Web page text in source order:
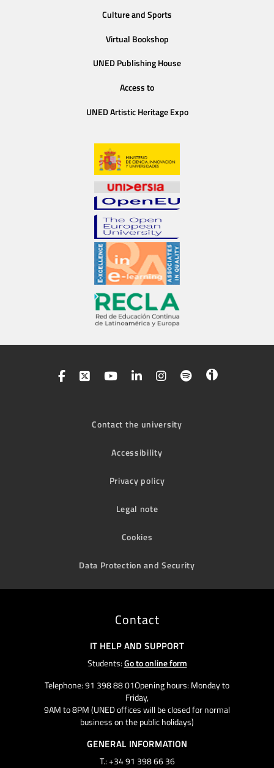
Culture and Sports
Virtual Bookshop
UNED Publishing House
Access to
UNED Artistic Heritage Expo
Contact the university
Accessibility
Privacy policy
Legal note
Cookies
Data Protection and Security
Contact
IT HELP AND SUPPORT
Students:Go to online form
Telephone: 91 398 88 01Opening hours: Monday to
Friday,
9AM to 8PM (UNED offices will be closed for normal
business on the public holidays)
GENERAL INFORMATION
T.: +34 91 398 66 36